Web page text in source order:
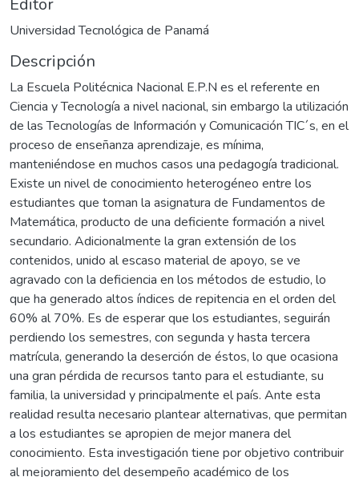
Universidad Tecnológica de Panamá
Descripción
La Escuela Politécnica Nacional E.P.N es el referente en
Ciencia y Tecnología a nivel nacional, sin embargo la utilización
de las Tecnologías de Información y Comunicación TIC´s, en el
proceso de enseñanza aprendizaje, es mínima,
manteniéndose en muchos casos una pedagogía tradicional.
Existe un nivel de conocimiento heterogéneo entre los
estudiantes que toman la asignatura de Fundamentos de
Matemática, producto de una deficiente formación a nivel
secundario. Adicionalmente la gran extensión de los
contenidos, unido al escaso material de apoyo, se ve
agravado con la deficiencia en los métodos de estudio, lo
que ha generado altos índices de repitencia en el orden del
60% al 70%. Es de esperar que los estudiantes, seguirán
perdiendo los semestres, con segunda y hasta tercera
matrícula, generando la deserción de éstos, lo que ocasiona
una gran pérdida de recursos tanto para el estudiante, su
familia, la universidad y principalmente el país. Ante esta
realidad resulta necesario plantear alternativas, que permitan
a los estudiantes se apropien de mejor manera del
conocimiento. Esta investigación tiene por objetivo contribuir
al mejoramiento del desempeño académico de los